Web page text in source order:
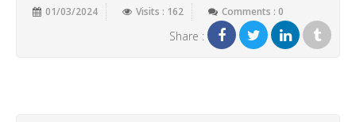
01/03/2024 Visits : 162 Comments : 0
Share :